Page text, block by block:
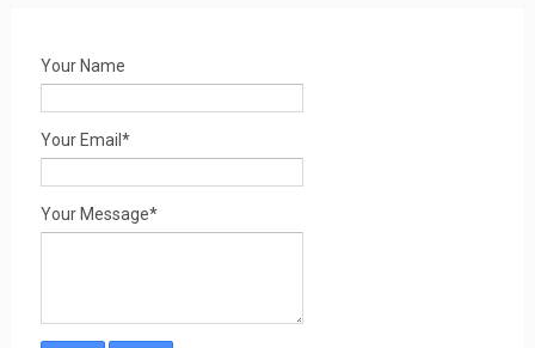
Your Name
Your Email*
Your Message*